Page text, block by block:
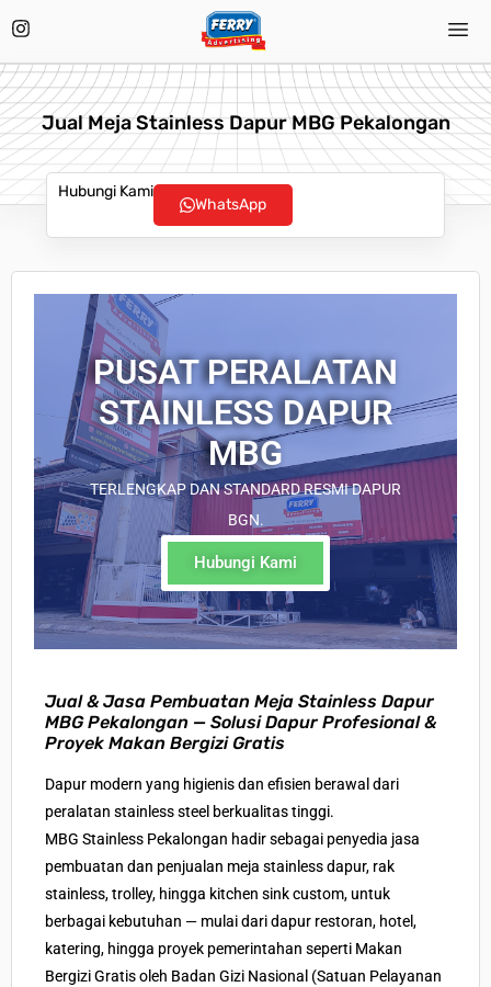
Jual Meja Stainless Dapur MBG Pekalongan
Hubungi Kami
WhatsApp
PUSAT PERALATAN
STAINLESS DAPUR
MBG
TERLENGKAP DAN STANDARD RESMI DAPUR
BGN.
Hubungi Kami
Jual & Jasa Pembuatan Meja Stainless Dapur
MBG Pekalongan — Solusi Dapur Profesional &
Proyek Makan Bergizi Gratis
Dapur modern yang higienis dan efisien berawal dari
peralatan stainless steel berkualitas tinggi.
MBG Stainless Pekalongan hadir sebagai penyedia jasa
pembuatan dan penjualan meja stainless dapur, rak
stainless, trolley, hingga kitchen sink custom, untuk
berbagai kebutuhan — mulai daridapur restoran, hotel,
katering, hingga proyek pemerintahan seperti Makan
Bergizi Gratis oleh Badan Gizi Nasional (Satuan Pelayanan